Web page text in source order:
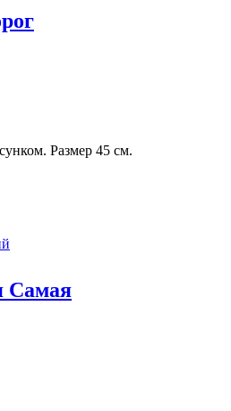
Размер 45 см.
Самая